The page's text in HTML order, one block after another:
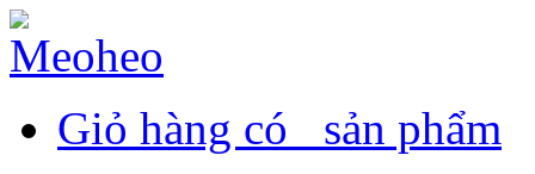
Giỏ hàng có
sản phẩm